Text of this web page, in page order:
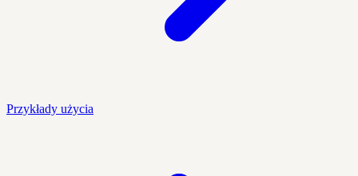
Przykłady użycia